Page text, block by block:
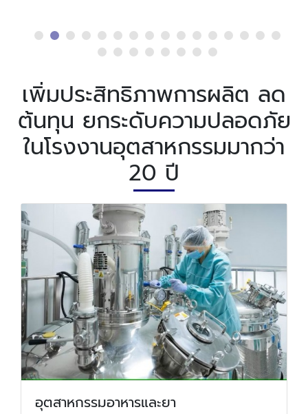
เพิ่มประสิทธิภาพการผลิต ลด
ต้นทุน ยกระดับความปลอดภัย
ในโรงงานอุตสาหกรรมมากว่า
20 ปี
อุตสาหกรรมอาหารและยา